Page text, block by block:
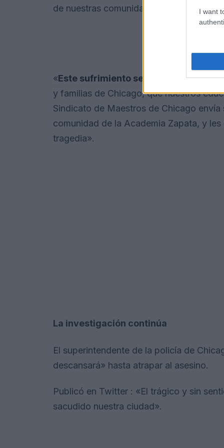
I want
de nuestras comunidades escolares».
«Este sufrimiento se está volviendo
y familias de Chicago, que nuestros
Sindicato de Maestros de Chicago
comunidad de la Academia Zapata, y
tragedia».
La investigación continúa
El superintendente de la policía de
descansará» hasta atrapar al asesino.
Publicó en Twitter : «El trágico y sin
sacudido nuestra ciudad».